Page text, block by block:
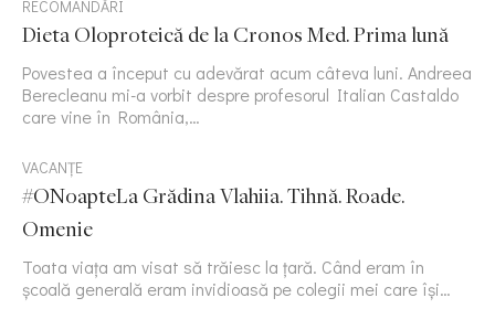
RECOMANDĂRI
Dieta Oloproteică de la Cronos Med. Prima lună
Povestea a început cu adevărat acum câteva luni. Andreea
Berecleanu mi-a vorbit despre profesorul Italian Castaldo
care vine în România,…
VACANȚE
#ONoapteLa Grădina Vlahiia. Tihnă. Roade.
Omenie
Toata viața am visat să trăiesc la țară. Când eram în
școală generală eram invidioasă pe colegii mei care își…